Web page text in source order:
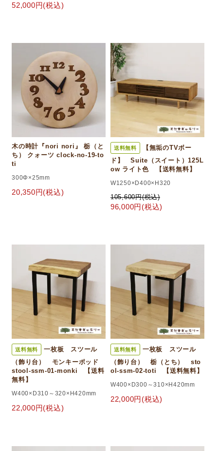
52,000円(税込)
木の時計『nori nori』 栃（と
ち） クォーツ clock-no-19-to
ti
300Φ×25mm
20,350円(税込)
送料無料
【無垢のTVボー
ド】 Suite（スイート）125L
ow ライト色 【送料無料】
W1250×D400×H320
105,600円(税込)
96,000円(税込)
送料無料
一枚板 スツール
（飾り台） モンキーポッド
stool-ssm-01-monki 【送料
無料】
W400×D310～320×H420mm
22,000円(税込)
送料無料
一枚板 スツール
（飾り台） 栃（とち） sto
ol-ssm-02-toti 【送料無料】
W400×D300～310×H420mm
22,000円(税込)